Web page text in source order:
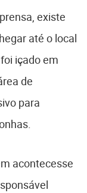
existe
até o local
içado em
de
para
acontecesse